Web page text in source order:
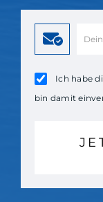
Ich habe
bin damit